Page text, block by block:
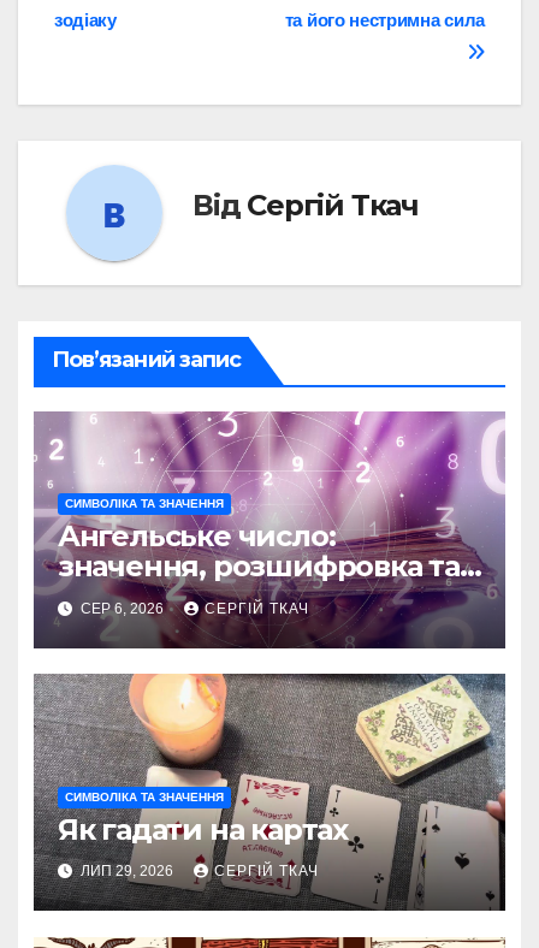
записів та його нестримна сила
зодіаку
Від Сергій Ткач
Пов’язаний запис
СИМВОЛІКА ТА ЗНАЧЕННЯ
Ангельське число:
значення, розшифровка та
послання
СЕР 6, 2026 СЕРГІЙ ТКАЧ
СИМВОЛІКА ТА ЗНАЧЕННЯ
Як гадати на картах
ЛИП 29, 2026 СЕРГІЙ ТКАЧ